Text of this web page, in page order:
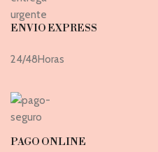
ENVIO EXPRESS
24/48Horas
PAGO ONLINE